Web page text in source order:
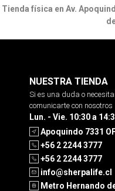
Tienda física en Av.
NUESTRA TIENDA
Si es una duda o
comunicarte con nosotros
Lun. - Vie. 10:30 a
Apoquindo 7331
+56 2 2244 3777
+56 2 2244 3777
info@sherpalife.cl
Metro Hernando